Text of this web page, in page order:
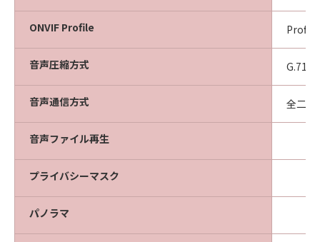
ONVIF Profile
音声圧縮方式
音声通信方式 全二重
音声ファイル再生
プライバシーマスク
パノラマ